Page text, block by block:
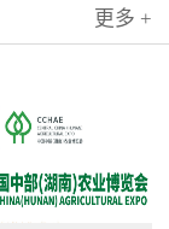
更多 +